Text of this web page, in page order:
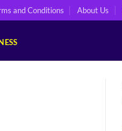
and Conditions About Us